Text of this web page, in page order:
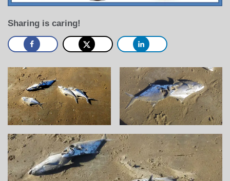
Sharing is caring!